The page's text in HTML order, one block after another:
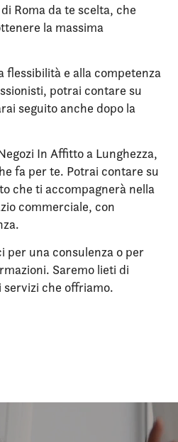
Roma da te scelta, che
la massima
flessibilità e alla competenza
potrai contare su
seguito anche dopo la
In Affitto a Lunghezza,
fa per te. Potrai contare su
che ti accompagnerà nella
commerciale, con
per una consulenza o per
Saremo lieti di
che offriamo.